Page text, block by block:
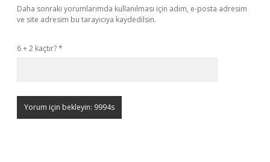
Daha sonraki yorumlarımda kullanılması için adım, e-posta adresim
ve site adresim bu tarayıcıya kaydedilsin.
6 + 2 kaçtır?*